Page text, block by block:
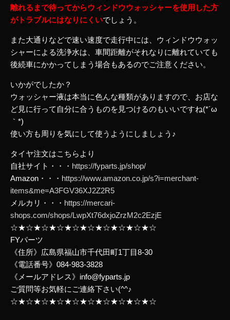
離れるまで待ってからウィンドウウォッシャーを使用した方
がトラブルにはなりにくいでしょう。
また大通りなどで速い速度で走行中には、ウィンドウウォッ
シャーによる洗浄水は、車間距離がそれなりに離れていても
後続車にかかってしまう場合もあるのでご注意ください。
いかがでしたか？
ウォッシャー液は本当に色んな種類がありますので、お店な
ど見に行って自分に合うものを見つけるのもいいですね(*´ω
｀*)
使い方も周りを気にして使うようにしましょう♪
タイヤ注文はこちらより
自社サイト・・・ https://fyparts.jp/shop/
Amazon・・・ https://www.amazon.co.jp/s?i=merchant-
items&me=A3FGV36XJ2Z2R5
メルカリ・・・ https://mercari-
shops.com/shops/LwpXt76dxjoZrzM2c2EzjE
☆★☆★☆★☆★☆★☆★☆★☆★☆★☆
FYパーツ
《住所》広島県福山市千代田町1丁目8-30
《電話番号》084-983-3828
《メールアドレス》info@fyparts.jp
ご質問等お気軽にご連絡下さい(^^♪
☆★☆★☆★☆★☆★☆★☆★☆★☆★☆